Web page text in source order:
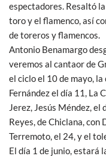
espectadores. Resaltó
toro y el flamenco, así
de toreros y flamencos.
Antonio Benamargo
veremos al cantaor de
el ciclo el 10 de mayo,
Fernández el día 11, La
Jerez, Jesús Méndez,
Reyes, de Chiclana,
Terremoto, el 24, y el
El día 1 de junio, estará